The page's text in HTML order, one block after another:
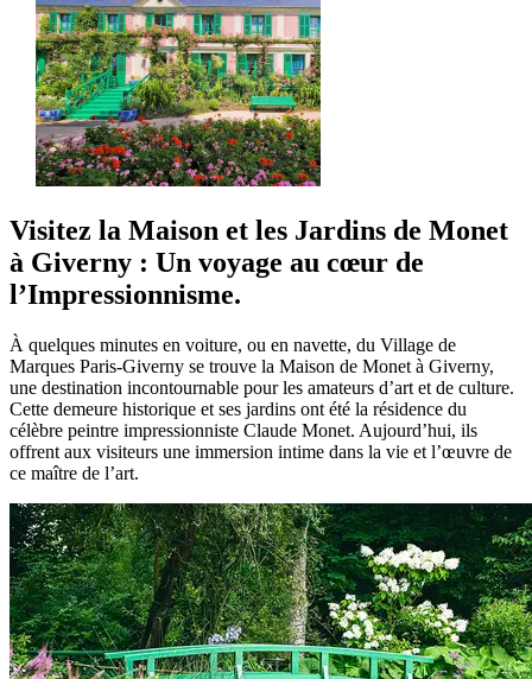
Visitez la Maison et les Jardins de Monet
à Giverny : Un voyage au cœur de
l’Impressionnisme.
À quelques minutes en voiture, ou en navette, du Village de
Marques Paris-Giverny se trouve la Maison de Monet à Giverny,
une destination incontournable pour les amateurs d’art et de culture.
Cette demeure historique et ses jardins ont été la résidence du
célèbre peintre impressionniste Claude Monet. Aujourd’hui, ils
offrent aux visiteurs une immersion intime dans la vie et l’œuvre de
ce maître de l’art.